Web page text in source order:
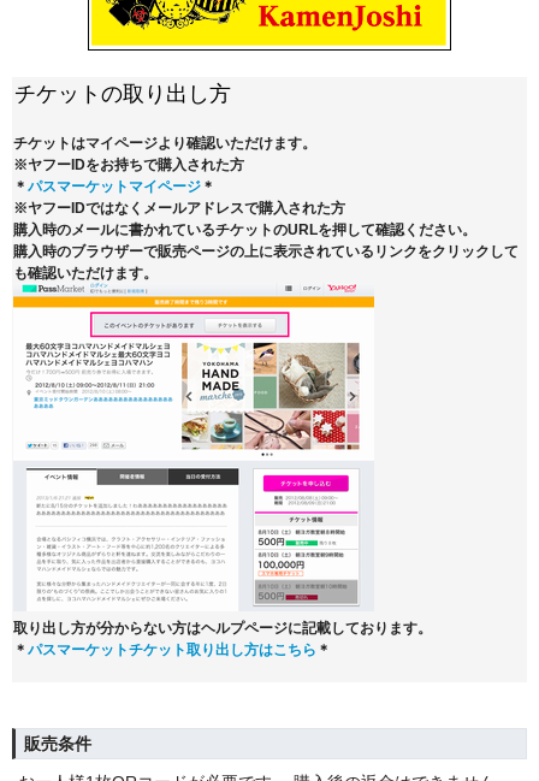
チケットの取り出し方
チケットはマイページより確認いただけます。
※ヤフーIDをお持ちで購入された方
＊ パスマーケットマイページ ＊
※ヤフーIDではなくメールアドレスで購入された方
購入時のメールに書かれているチケットのURLを押して確認ください。
購入時のブラウザーで販売ページの上に表示されているリンクをクリックして
も確認いただけます。
取り出し方が分からない方はヘルプページに記載しております。
＊ パスマーケットチケット取り出し方はこちら ＊
販売条件